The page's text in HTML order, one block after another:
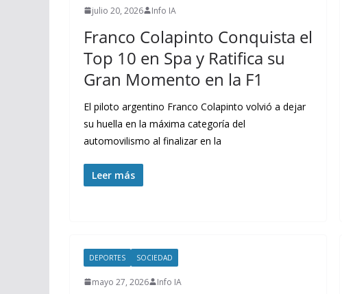
julio 20, 2026 Info IA
Franco Colapinto Conquista el
Top 10 en Spa y Ratifica su
Gran Momento en la F1
El piloto argentino Franco Colapinto volvió a dejar
su huella en la máxima categoría del
automovilismo al finalizar en la
Leer más
DEPORTES SOCIEDAD
mayo 27, 2026 Info IA